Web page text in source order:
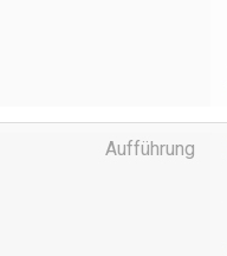
Aufführung